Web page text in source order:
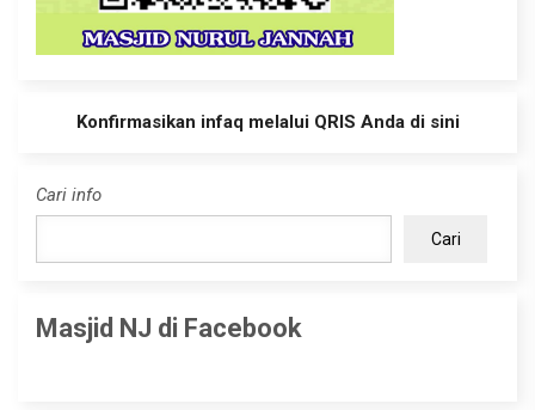
Konfirmasikan infaq melalui QRIS Anda di sini
Cari info
Cari
Masjid NJ di Facebook